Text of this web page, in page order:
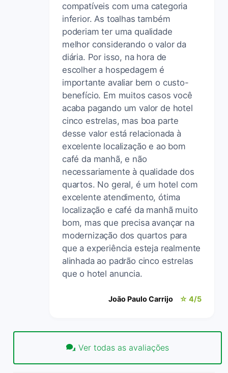
compatíveis com uma categoria
inferior. As toalhas também
poderiam ter uma qualidade
melhor considerando o valor da
diária. Por isso, na hora de
escolher a hospedagem é
importante avaliar bem o custo-
benefício. Em muitos casos você
acaba pagando um valor de hotel
cinco estrelas, mas boa parte
desse valor está relacionada à
excelente localização e ao bom
café da manhã, e não
necessariamente à qualidade dos
quartos. No geral, é um hotel com
excelente atendimento, ótima
localização e café da manhã muito
bom, mas que precisa avançar na
modernização dos quartos para
que a experiência esteja realmente
alinhada ao padrão cinco estrelas
que o hotel anuncia.
João Paulo Carrijo ☆ 4/5
Ver todas as avaliações